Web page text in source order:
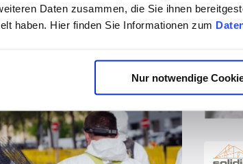
Daten zusammen, die Sie ihnen
haben. Hier finden Sie Informationen zum
Nur notwendige